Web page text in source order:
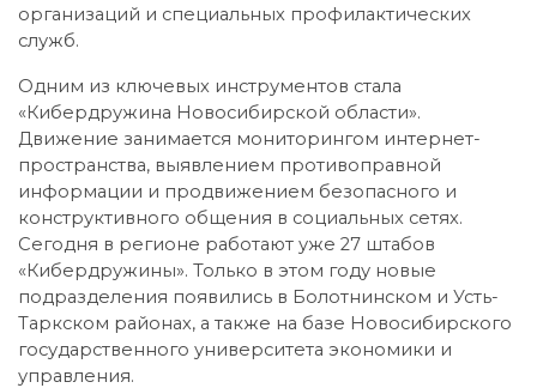
организаций и специальных профилактических
служб.
Одним из ключевых инструментов стала
«Кибердружина Новосибирской области».
Движение занимается мониторингом интернет-
пространства, выявлением противоправной
информации и продвижением безопасного и
конструктивного общения в социальных сетях.
Сегодня в регионе работают уже 27 штабов
«Кибердружины». Только в этом году новые
подразделения появились в Болотнинском и Усть-
Таркском районах, а также на базе Новосибирского
государственного университета экономики и
управления.